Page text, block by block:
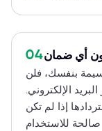
04أي ضمان
بنفسك، فلن
الإلكتروني.
إذا لم تكن
صالحة للاستخدام